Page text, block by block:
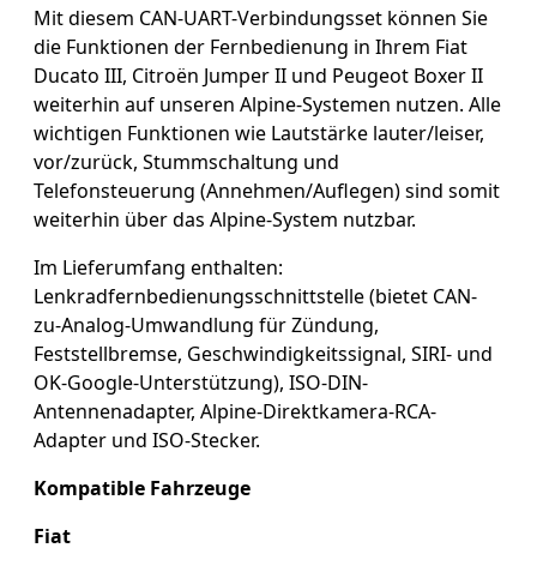
Mit diesem CAN-UART-Verbindungsset können Sie
die Funktionen der Fernbedienung in Ihrem Fiat
Ducato III, Citroën Jumper II und Peugeot Boxer II
weiterhin auf unseren Alpine-Systemen nutzen. Alle
wichtigen Funktionen wie Lautstärke lauter/leiser,
vor/zurück, Stummschaltung und
Telefonsteuerung (Annehmen/Auflegen) sind somit
weiterhin über das Alpine-System nutzbar.
Im Lieferumfang enthalten:
Lenkradfernbedienungsschnittstelle (bietet CAN-
zu-Analog-Umwandlung für Zündung,
Feststellbremse, Geschwindigkeitssignal, SIRI- und
OK-Google-Unterstützung), ISO-DIN-
Antennenadapter, Alpine-Direktkamera-RCA-
Adapter und ISO-Stecker.
Kompatible Fahrzeuge
Fiat